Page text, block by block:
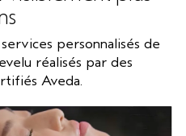
personnalisés de
réalisés par des
Aveda.